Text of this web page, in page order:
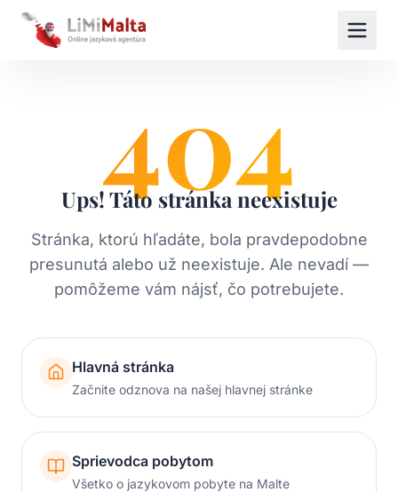
404
Ups! Táto stránka neexistuje
Stránka, ktorú hľadáte, bola pravdepodobne
presunutá alebo už neexistuje. Ale nevadí —
pomôžeme vám nájsť, čo potrebujete.
Hlavná stránka
Začnite odznova na našej hlavnej stránke
Sprievodca pobytom
Všetko o jazykovom pobyte na Malte